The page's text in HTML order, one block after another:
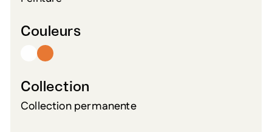
Couleurs
Collection
Collection permanente